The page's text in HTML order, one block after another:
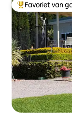
Topfavoriet van
Favoriet van